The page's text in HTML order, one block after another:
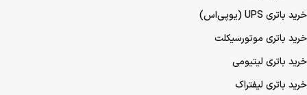
خرید باتری UPS (یو‌پی‌اس)
خرید باتری موتورسیکلت
خرید باتری لیتیومی
خرید باتری لیفتراک